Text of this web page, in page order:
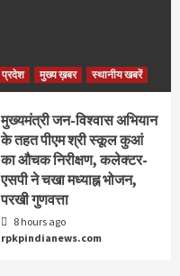
प्रदेश मुख्य ख़बर स्थानीय खबरें
मुख्यमंत्री जन-विश्वास अभियान
के तहत पीएम श्री स्कूल कुआं
का औचक निरीक्षण, कलेक्टर-
एसपी ने चखा मध्याह्न भोजन,
परखी गुणवत्ता
8 hours ago
rpkpindianews.com